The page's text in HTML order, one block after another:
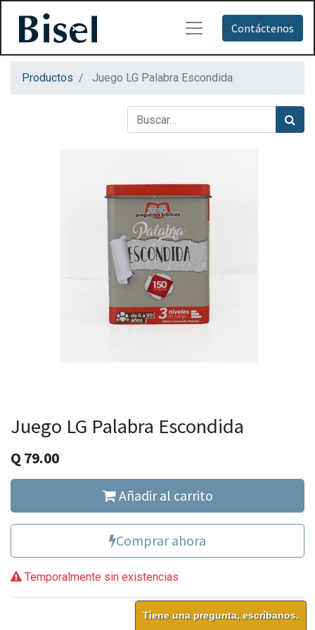
Contáctenos
Productos Juego LG Palabra Escondida
Juego LG Palabra Escondida
Q 79.00
Añadir al carrito
Comprar ahora
Temporalmente sin existencias
Tiene una pregunta, escríbanos.